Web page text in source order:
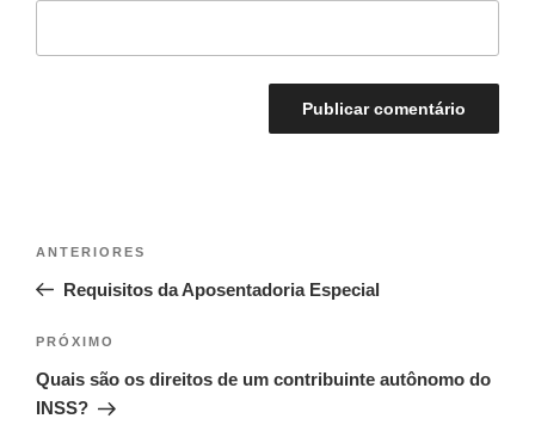
ANTERIORES
Requisitos da Aposentadoria Especial
PRÓXIMO
Quais são os direitos de um contribuinte autônomo do
INSS?